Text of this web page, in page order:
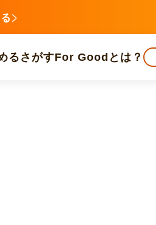
る さがすFor Goodとは？